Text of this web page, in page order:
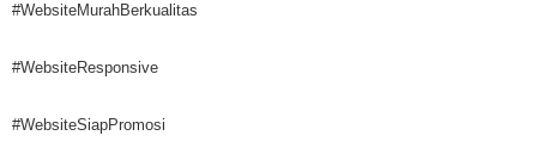
#WebsiteMurahBerkualitas
#WebsiteResponsive
#WebsiteSiapPromosi